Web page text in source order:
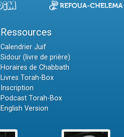
Ressources
Calendrier Juif
Sidour (livre de prière)
Horaires de Chabbath
Livres Torah-Box
Inscription
Podcast Torah-Box
English Version